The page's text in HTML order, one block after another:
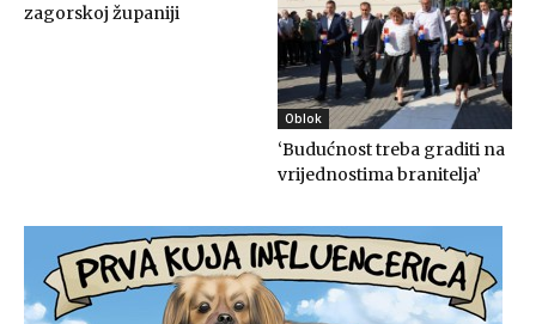
zagorskoj županiji
Oblok
‘Budućnost treba graditi na
vrijednostima branitelja’